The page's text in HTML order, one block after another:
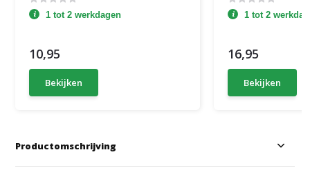
1 tot 2 werkdagen
10,95
Bekijken
1 tot 2
16,95
Bekijken
Productomschrijving